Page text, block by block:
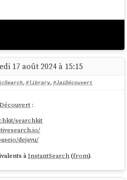
17 août 2024 à 15:15
, #library, #JaiDécouvert
:
searchkit
dejavu/
àInstantSearch(from).